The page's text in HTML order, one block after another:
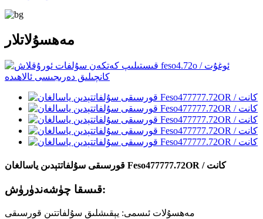
مەھسۇلاتلار
قورسىقى سۇلفاتتېدىن ياسالغان Feso477777.72OR / كانت
قىسقا چۈشەندۈرۈش:
مەھسۇلات ئىسمى: يېقىشلىق سۇلفاتتىن قورسىقى